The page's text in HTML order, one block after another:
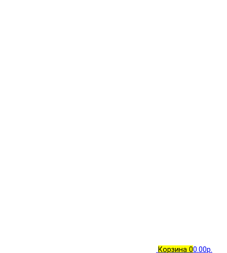
Корзина 00.00р.